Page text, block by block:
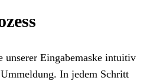
Eingabemaske intuitiv
In jedem Schritt